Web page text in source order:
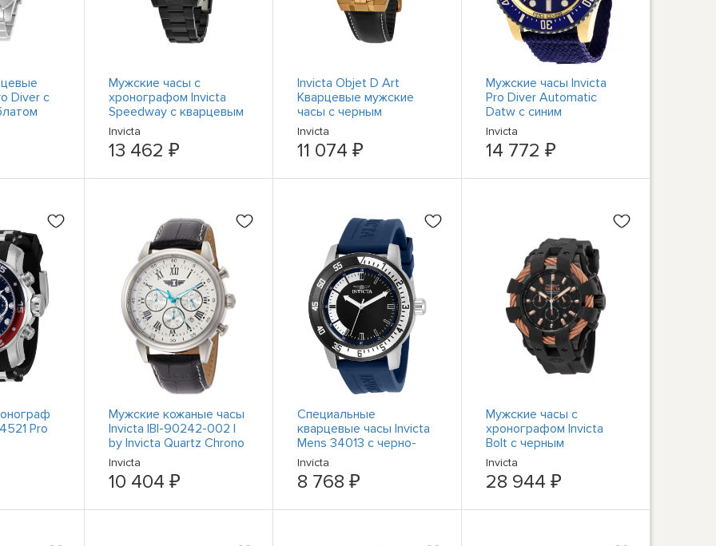
Diver с
Мужские часы с
хронографом Invicta
Speedway с кварцевым
черным циферблатом
27773
Invicta
13 462 ₽
Invicta Objet D Art
Кварцевые мужские
часы с черным
циферблатом и черной
кожей 30186
Invicta
11 074 ₽
Мужские часы Invicta
Pro Diver Automatic
Datw с синим
циферблатом 38239
Invicta
14 772 ₽
Pro
Мужские кожаные часы
Invicta IBI-90242-002 I
by Invicta Quartz Chrono
с белым циферблатом
Invicta
10 404 ₽
Специальные
кварцевые часы Invicta
Mens 34013 с черно-
белым циферблатом и
синим силиконовым
циферблатом
Invicta
8 768 ₽
Мужские часы с
хронографом Invicta
Bolt с черным
циферблатом из
углеродного волокна
23867
Invicta
28 944 ₽